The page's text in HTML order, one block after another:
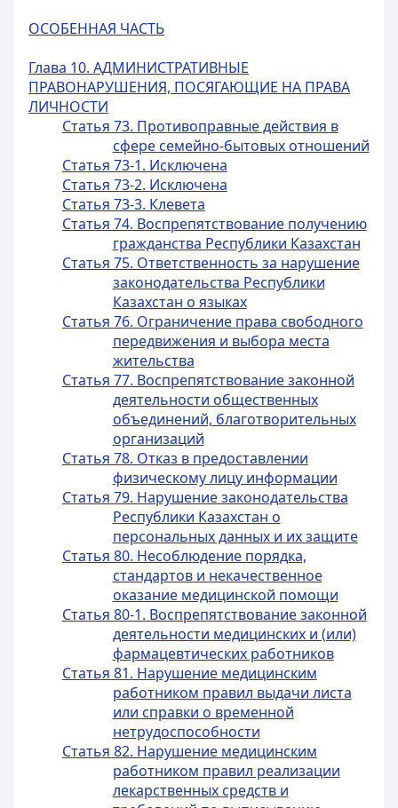
ОСОБЕННАЯ ЧАСТЬ
Глава 10. АДМИНИСТРАТИВНЫЕ
ПРАВОНАРУШЕНИЯ, ПОСЯГАЮЩИЕ НА ПРАВА
ЛИЧНОСТИ
Статья 73. Противоправные действия в
сфере семейно-бытовых отношений
Статья 73-1. Исключена
Статья 73-2. Исключена
Статья 73-3. Клевета
Статья 74. Воспрепятствование получению
гражданства Республики Казахстан
Статья 75. Ответственность за нарушение
законодательства Республики
Казахстан о языках
Статья 76. Ограничение права свободного
передвижения и выбора места
жительства
Статья 77. Воспрепятствование законной
деятельности общественных
объединений, благотворительных
организаций
Статья 78. Отказ в предоставлении
физическому лицу информации
Статья 79. Нарушение законодательства
Республики Казахстан о
персональных данных и их защите
Статья 80. Несоблюдение порядка,
стандартов и некачественное
оказание медицинской помощи
Статья 80-1. Воспрепятствование законной
деятельности медицинских и (или)
фармацевтических работников
Статья 81. Нарушение медицинским
работником правил выдачи листа
или справки о временной
нетрудоспособности
Статья 82. Нарушение медицинским
работником правил реализации
лекарственных средств и